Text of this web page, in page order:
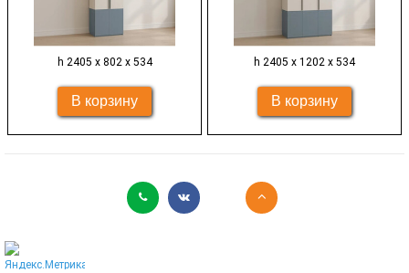
h 2405 х 802 х 534 h 2405 х 1202 х 534